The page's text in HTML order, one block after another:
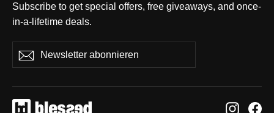
Subscribe to get special offers, free giveaways, and once-
in-a-lifetime deals.
abonnieren
Abonnieren